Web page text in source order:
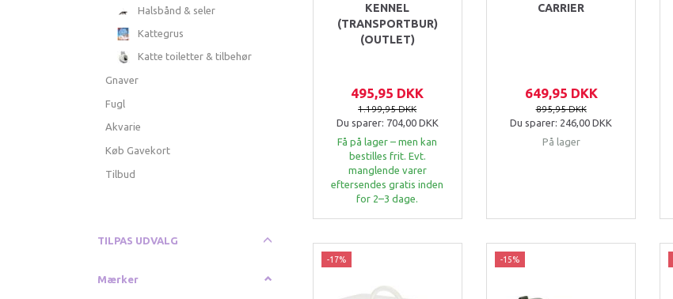
Halsbånd & seler
Kattegrus
Katte toiletter & tilbehør
Gnaver
Fugl
Akvarie
Køb Gavekort
Tilbud
TILPAS UDVALG
Mærker
KENNEL
(TRANSPORTBUR)
(OUTLET)
495,95 DKK
1.199,95 DKK
Du sparer: 704,00 DKK
Få på lager – men kan
bestilles frit. Evt.
manglende varer
eftersendes gratis inden
for 2–3 dage.
CARRIER
649,95 DKK
895,95 DKK
Du sparer: 246,00 DKK
På lager
-17% -15%